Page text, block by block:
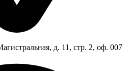
д. 11, стр. 2, оф. 007